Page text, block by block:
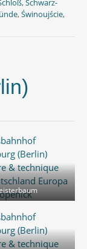
,Schwarz-
,Świnoujście,